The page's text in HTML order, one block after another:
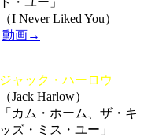
（I Never Liked You）
動画→
ジャック・ハーロウ
（Jack Harlow）
「カム・ホーム、ザ・キ
ッズ・ミス・ユー」